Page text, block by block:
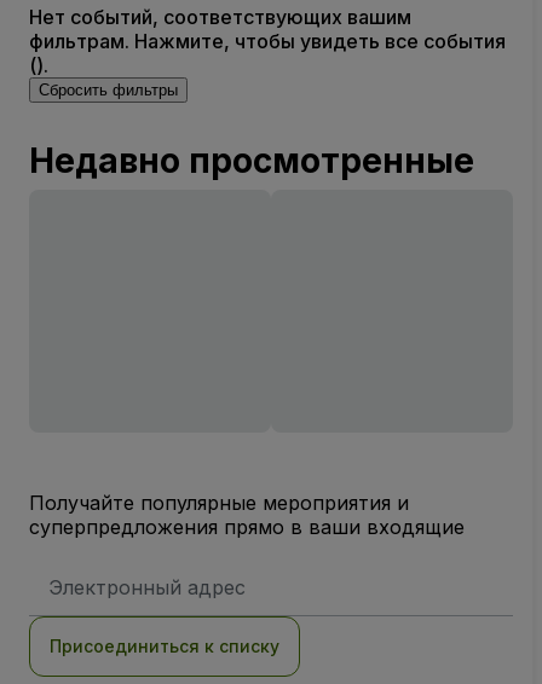
Нет событий, соответствующих вашим
фильтрам. Нажмите, чтобы увидеть все события
().
Сбросить фильтры
Недавно просмотренные
Получайте популярные мероприятия и
суперпредложения прямо в ваши входящие
электронной
Присоединиться к списку